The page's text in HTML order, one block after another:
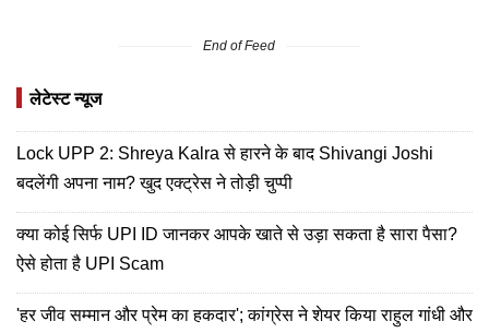
End of Feed
लेटेस्ट न्यूज
Lock UPP 2: Shreya Kalra से हारने के बाद Shivangi Joshi
बदलेंगी अपना नाम? खुद एक्ट्रेस ने तोड़ी चुप्पी
क्या कोई सिर्फ UPI ID जानकर आपके खाते से उड़ा सकता है सारा पैसा?
ऐसे होता है UPI Scam
'हर जीव सम्मान और प्रेम का हकदार'; कांग्रेस ने शेयर किया राहुल गांधी और